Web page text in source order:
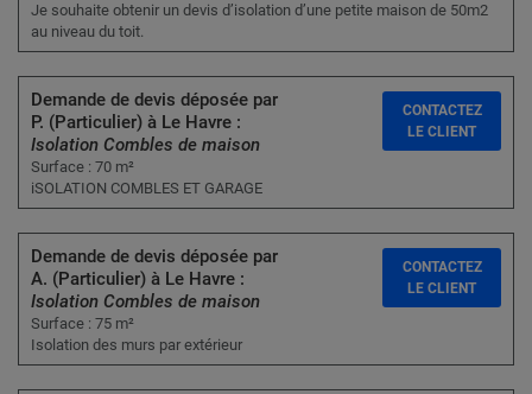
Je souhaite obtenir un devis d’isolation d’une petite maison de 50m2
au niveau du toit.
Demande de devis déposée par
P. (Particulier) à Le Havre :
Isolation Combles de maison
Surface : 70 m²
iSOLATION COMBLES ET GARAGE
CONTACTEZ
LE CLIENT
Demande de devis déposée par
A. (Particulier) à Le Havre :
Isolation Combles de maison
Surface : 75 m²
Isolation des murs par extérieur
CONTACTEZ
LE CLIENT